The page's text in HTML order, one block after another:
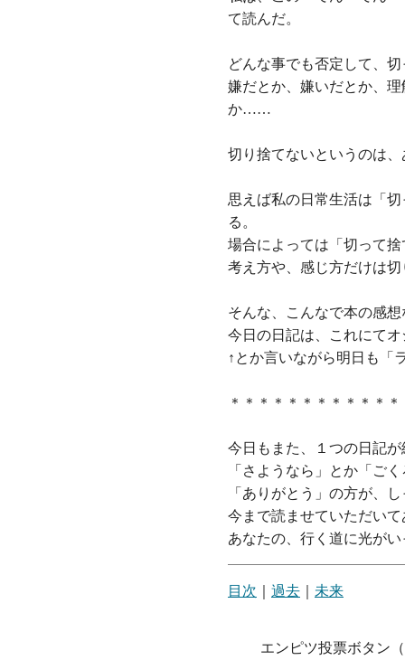
て読んだ。
どんな事でも否定して、
嫌だとか、嫌いだとか、
か……
切り捨てないというのは
思えば私の日常生活は「
る。
場合によっては「切って
考え方や、感じ方だけは
そんな、こんなで本の感
今日の日記は、これにてオ
↑とか言いながら明日も「
＊＊＊＊＊＊＊＊＊＊＊
今日もまた、１つの日記
「さようなら」とか「ご
「ありがとう」の方が、
今まで読ませていただい
あなたの、行く道に光が
目次 過去 未来
エンピツ投票ボタン